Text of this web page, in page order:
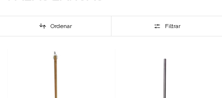
Ordenar Filtrar